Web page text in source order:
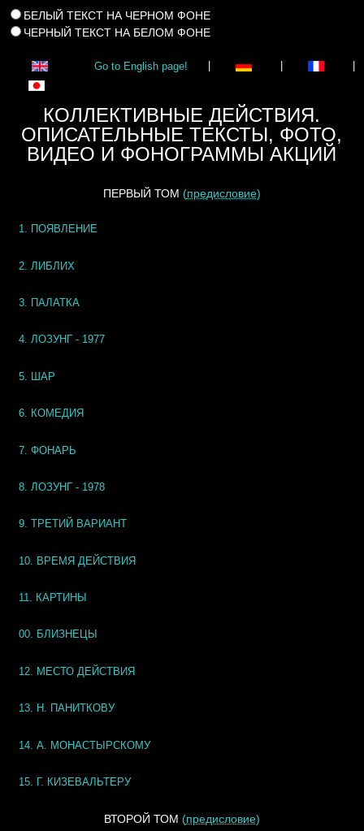
БЕЛЫЙ ТЕКСТ НА ЧЕРНОМ ФОНЕ
ЧЕРНЫЙ ТЕКСТ НА БЕЛОМ ФОНЕ
Go to English page!
КОЛЛЕКТИВНЫЕ ДЕЙСТВИЯ.
ОПИСАТЕЛЬНЫЕ ТЕКСТЫ, ФОТО,
ВИДЕО И ФОНОГРАММЫ АКЦИЙ
ПЕРВЫЙ ТОМ (предисловие)
1. ПОЯВЛЕНИЕ
2. ЛИБЛИХ
3. ПАЛАТКА
4. ЛОЗУНГ - 1977
5. ШАР
6. КОМЕДИЯ
7. ФОНАРЬ
8. ЛОЗУНГ - 1978
9. ТРЕТИЙ ВАРИАНТ
10. ВРЕМЯ ДЕЙСТВИЯ
11. КАРТИНЫ
00. БЛИЗНЕЦЫ
12. МЕСТО ДЕЙСТВИЯ
13. Н. ПАНИТКОВУ
14. А. МОНАСТЫРСКОМУ
15. Г. КИЗЕВАЛЬТЕРУ
ВТОРОЙ ТОМ (предисловие)